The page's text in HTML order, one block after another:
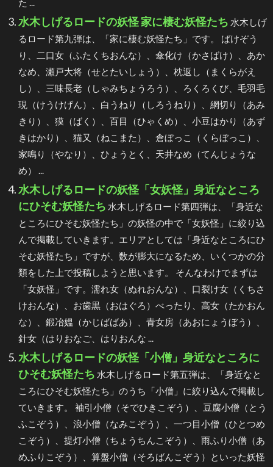
た ...
水木しげるロードの妖怪 家に棲む妖怪たち 水木しげ
るロード第九弾は、「家に棲む妖怪たち」です。 ばけぞう
り、二口女（ふたくちおんな）、傘化け（かさばけ）、あか
なめ、瀬戸大将（せとたいしょう）、枕返し（まくらがえ
し）、三味長老（しゃみちょうろう）、ろくろくび、毛羽毛
現（けうけげん）、白うねり（しろうねり）、網切り（あみ
きり）、獏（ばく）、百目（ひゃくめ）、小豆はかり（あず
きはかり）、猫又（ねこまた）、倉ぼっこ（くらぼっこ）、
家鳴り（やなり）、ひょうとく、天井なめ（てんじょうな
め） ...
水木しげるロードの妖怪「女妖怪」身近なところ
にひそむ妖怪たち 水木しげるロード第四弾は、「身近な
ところにひそむ妖怪たち」の妖怪の中で「女妖怪」に絞り込
んで掲載していきます。エリアとしては「身近なところにひ
そむ妖怪たち」ですが、数が膨大になるため、いくつかの分
類をした上で投稿しようと思います。 そんなわけでまずは
「女妖怪」です。濡れ女（ぬれおんな）、口裂け女（くちさ
けおんな）、お歯黒（おはぐろ）べったり、高女（たかおん
な）、鍛冶媼（かじばばあ）、青女房（あおにょうぼう）、
針女（はりおなご、はりおんな ...
水木しげるロードの妖怪「小僧」身近なところに
ひそむ妖怪たち 水木しげるロード第五弾は、「身近なと
ころにひそむ妖怪たち」のうち「小僧」に絞り込んで掲載し
ていきます。 袖引小僧（そでひきこぞう）、豆腐小僧（とう
ふこぞう）、浪小僧（なみこぞう）、一つ目小僧（ひとつめ
こぞう）、提灯小僧（ちょうちんこぞう）、雨ふり小僧（あ
めふりこぞう）、算盤小僧（そろばんこぞう）といった妖怪